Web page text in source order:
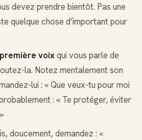
devez prendre bientôt. Pas une
quelque chose d’important pour
voixqui vous parle de
la. Notez mentalement son
lui : « Que veux-tu pour moi
: « Te protéger, éviter
doucement, demandez : «